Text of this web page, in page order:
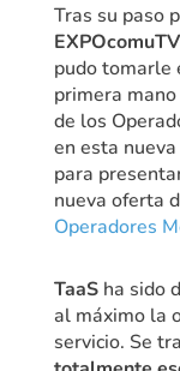
Tras su paso
EXPOcomuTV
pudo tomarle
primera
de los
en esta
para
nueva oferta
Operadores
TaaSha sido
al máximo la
servicio. Se